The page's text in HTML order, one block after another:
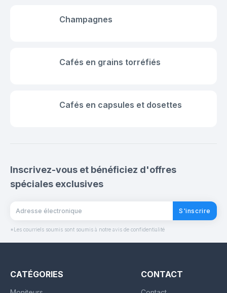
Champagnes
Cafés en grains torréfiés
Cafés en capsules et dosettes
Inscrivez-vous et bénéficiez d'offres
spéciales exclusives
S'inscrire
*Les courriels soumis sont soumis à notre avis de confidentialité
CATÉGORIES CONTACT